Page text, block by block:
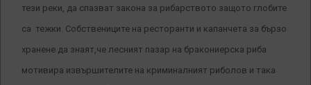
тези реки, да спазват закона за рибарството защото глобите
са тежки. Собствениците на ресторанти и капанчета за бързо
хранене да знаят,че лесният пазар на бракониерска риба
мотивира извършителите на криминалният риболов и така